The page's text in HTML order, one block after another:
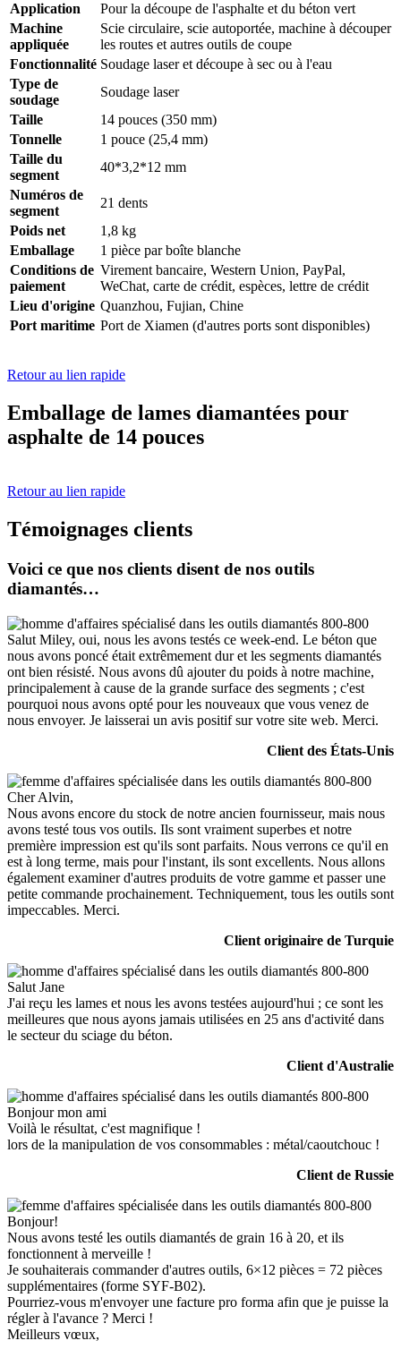
Application
Pour la découpe de l'asphalte et du béton vert
Machine
appliquée
Scie circulaire, scie autoportée, machine à découper
les routes et autres outils de coupe
Fonctionnalité Soudage laser et découpe à sec ou à l'eau
Type de
soudage
Soudage laser
Taille
14 pouces (350 mm)
Tonnelle
1 pouce (25,4 mm)
Taille du
segment
40*3,2*12 mm
Numéros de
segment
21 dents
Poids net
1,8 kg
Emballage
1 pièce par boîte blanche
Conditions de
paiement
Virement bancaire, Western Union, PayPal,
WeChat, carte de crédit, espèces, lettre de crédit
Lieu d'origine Quanzhou, Fujian, Chine
Port maritime Port de Xiamen (d'autres ports sont disponibles)
Retour au lien rapide
Emballage de lames diamantées pour
asphalte de 14 pouces
Retour au lien rapide
Témoignages clients
Voici ce que nos clients disent de nos outils
diamantés…
Salut Miley, oui, nous les avons testés ce week-end. Le béton que
nous avons poncé était extrêmement dur et les segments diamantés
ont bien résisté. Nous avons dû ajouter du poids à notre machine,
principalement à cause de la grande surface des segments ; c'est
pourquoi nous avons opté pour les nouveaux que vous venez de
nous envoyer. Je laisserai un avis positif sur votre site web. Merci.
Client des États-Unis
Cher Alvin,
Nous avons encore du stock de notre ancien fournisseur, mais nous
avons testé tous vos outils. Ils sont vraiment superbes et notre
première impression est qu'ils sont parfaits. Nous verrons ce qu'il en
est à long terme, mais pour l'instant, ils sont excellents. Nous allons
également examiner d'autres produits de votre gamme et passer une
petite commande prochainement. Techniquement, tous les outils sont
impeccables. Merci.
Client originaire de Turquie
Salut Jane
J'ai reçu les lames et nous les avons testées aujourd'hui ; ce sont les
meilleures que nous ayons jamais utilisées en 25 ans d'activité dans
le secteur du sciage du béton.
Client d'Australie
Bonjour mon ami
Voilà le résultat, c'est magnifique !
lors de la manipulation de vos consommables : métal/caoutchouc !
Client de Russie
Bonjour!
Nous avons testé les outils diamantés de grain 16 à 20, et ils
fonctionnent à merveille !
Je souhaiterais commander d'autres outils, 6×12 pièces = 72 pièces
supplémentaires (forme SYF-B02).
Pourriez-vous m'envoyer une facture pro forma afin que je puisse la
régler à l'avance ? Merci !
Meilleurs vœux,